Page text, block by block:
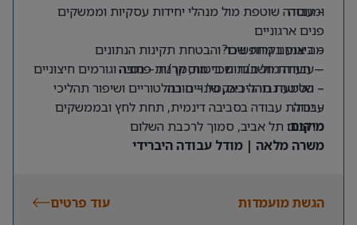
ומנוסה
– עבודה שוטפת מול מנהלי יחידות עסקיות וממשקים
פנים ארגוניים
– ביצוע בקרות שכר והבטחת תקינות הנתונים
– עבודה מול חברות ביטוח, קרנות פנסיה וגורמים חיצוניים
– הטמעת תהליכים, שינויים רגולטוריים ושיפור תהליכי
עבודה
מה אנחנו מחפשים?
– תעודת חשב/ת שכר מוסמך/ת – חובה
– שליטה גבוהה באקסל – חובה
– יכולת עבודה בסביבה דינמית, תחת לחץ ובממשקים
מרובים
מיקום: תל אביב, סמוך לרכבת השלום
משרה מלאה | מודל עבודה היברידי
הגשת מועמדות עוד פרטים